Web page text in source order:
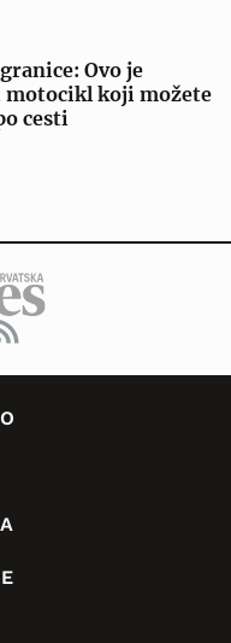
Ovo je
koji možete
cesti